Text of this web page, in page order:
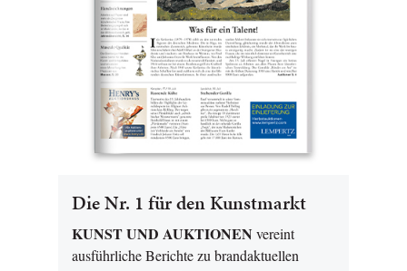
Die Nr. 1 für den Kunstmarkt
KUNST UND AUKTIONEN vereint
ausführliche Berichte zu brandaktuellen